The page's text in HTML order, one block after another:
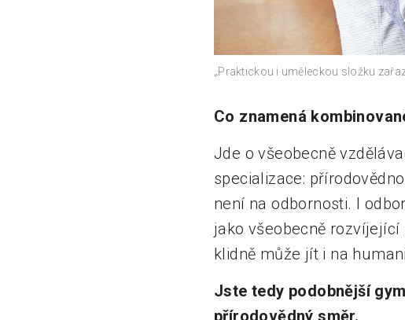
„Praktickou i uměleckou složku
Co znamená
Jde o všeobecně
specializace:
není na odbornosti. I
jako všeobecně rozvíjející
klidně může jít i na
Jste tedy podobnější
přírodovědný směr.